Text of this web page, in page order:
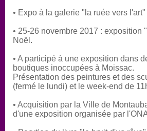
• Expo à la galerie "la ruée vers
• 25-26 novembre 2017 :
Noël.
• A participé à une exposition dans
boutiques inoccupées à Moissac.
Présentation des peintures et des
(fermé le lundi) et le week-end de
• Acquisition par la Ville de
d'une exposition organisée par